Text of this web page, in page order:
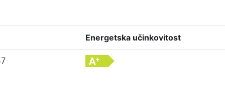
Energetska učinkovitost